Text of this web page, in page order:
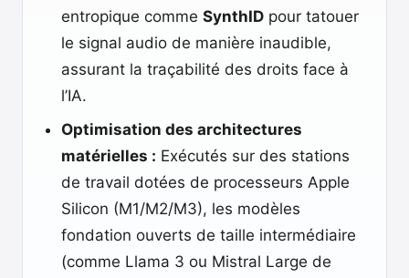
entropique comme SynthID pour tatouer
le signal audio de manière inaudible,
assurant la traçabilité des droits face à
l’IA.
Optimisation des architectures
matérielles : Exécutés sur des stations
de travail dotées de processeurs Apple
Silicon (M1/M2/M3), les modèles
fondation ouverts de taille intermédiaire
(comme Llama 3 ou Mistral Large de